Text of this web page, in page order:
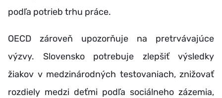
podľa potrieb trhu práce.
OECD zároveň upozorňuje na pretrvávajúce
výzvy. Slovensko potrebuje zlepšiť výsledky
žiakov v medzinárodných testovaniach, znižovať
rozdiely medzi deťmi podľa sociálneho zázemia,